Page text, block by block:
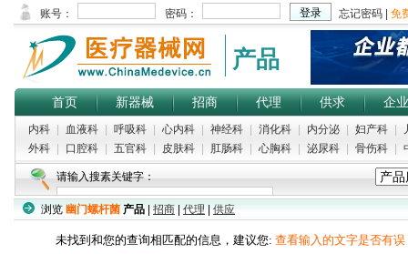
产品
首页 新器械 招商 代理 供求 企业
内科 血液科 呼吸科 心内科 神经科 消化科 内分泌 妇产科
外科
口腔科 五官科 皮肤科 肛肠科 心胸科 泌尿科 骨伤科
请输入搜素关键字：
浏览 幽门螺杆菌 产品 招商 代理 供应
未找到和您的查询相匹配的信息，建议您: 查看输入的文字是否有误